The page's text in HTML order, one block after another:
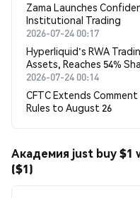
Zama Launches
Institutional Trading
2026-07-24 00:17
Hyperliquid's RWA
Assets, Reaches 54%
2026-07-24 00:14
CFTC Extends
Rules to August 26
Академия just buy $1
($1)